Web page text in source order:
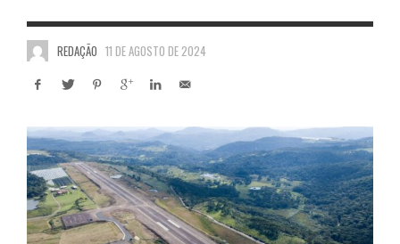
REDAÇÃO 11 DE AGOSTO DE 2024